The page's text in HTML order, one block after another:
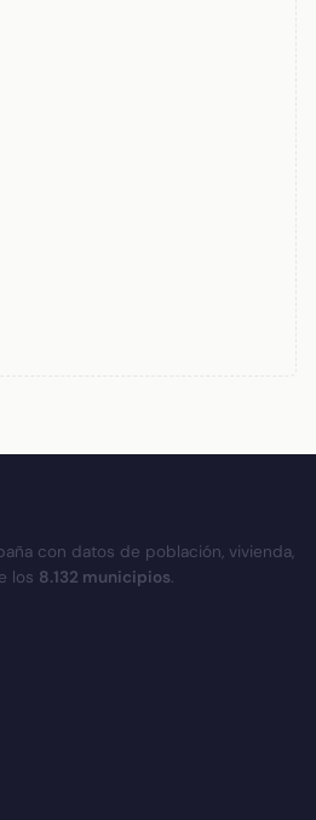
con datos de población, vivienda,
los 8.132 municipios.